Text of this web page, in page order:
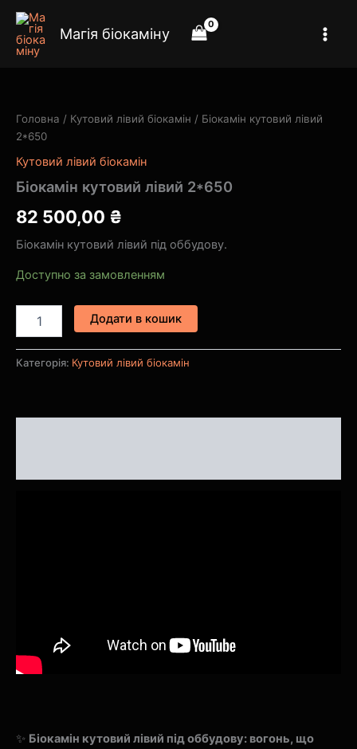
Перейти
вмісту
Магія біокаміну
Головна / Кутовий лівий біокамін / Біокамін кутовий лівий
2*650
Кутовий лівий біокамін
Біокамін кутовий лівий 2*650
82 500,00 ₴
Біокамін кутовий лівий під оббудову.
Доступно за замовленням
2*650
кількість
Додати в кошик
Категорія: Кутовий лівий біокамін
✨ Біокамін кутовий лівий під оббудову: вогонь, що